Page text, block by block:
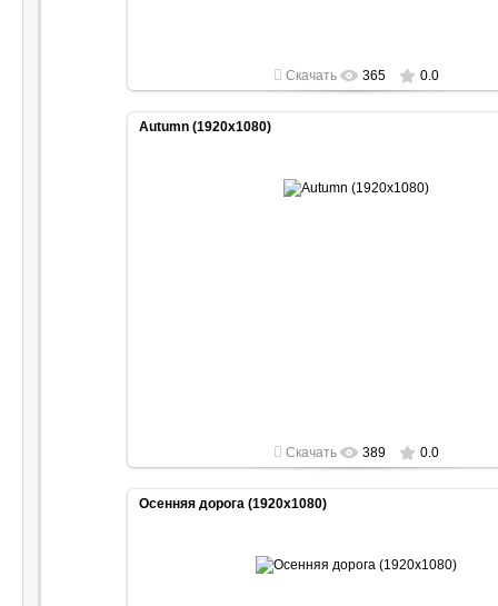
Скачать 365 0.0
Autumn (1920x1080)
Скачать 389 0.0
Осенняя дорога (1920x1080)